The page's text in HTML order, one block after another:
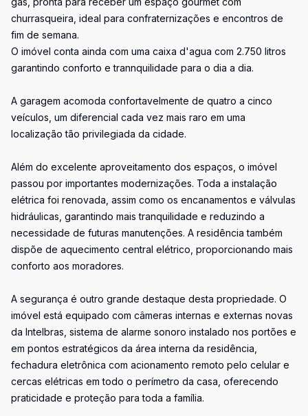
churrasqueira, ideal para confraternizações e encontros de
fim de semana.
O imóvel conta ainda com uma caixa d'agua com 2.750 litros
garantindo conforto e trannquilidade para o dia a dia.
A garagem acomoda confortavelmente de quatro a cinco
veículos, um diferencial cada vez mais raro em uma
localização tão privilegiada da cidade.
Além do excelente aproveitamento dos espaços, o imóvel
passou por importantes modernizações. Toda a instalação
elétrica foi renovada, assim como os encanamentos e válvulas
hidráulicas, garantindo mais tranquilidade e reduzindo a
necessidade de futuras manutenções. A residência também
dispõe de aquecimento central elétrico, proporcionando mais
conforto aos moradores.
A segurança é outro grande destaque desta propriedade. O
imóvel está equipado com câmeras internas e externas novas
da Intelbras, sistema de alarme sonoro instalado nos portões e
em pontos estratégicos da área interna da residência,
fechadura eletrônica com acionamento remoto pelo celular e
cercas elétricas em todo o perímetro da casa, oferecendo
praticidade e proteção para toda a família.